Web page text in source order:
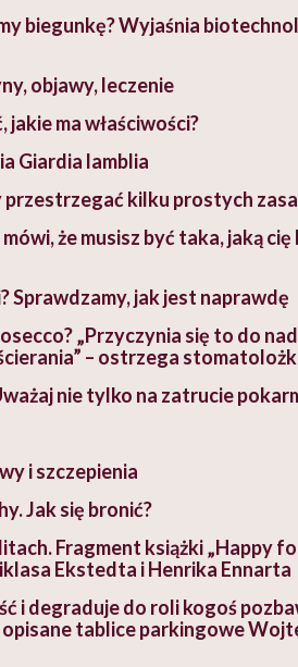
biegunkę? Wyjaśnia
objawy, leczenie
ma właściwości?
Giardia lamblia
przestrzegać kilku prostych
że musisz być taka, jaką cię
Sprawdzamy, jak jest naprawdę
„Przyczynia się to do
– ostrzega
nie tylko na zatrucie
i szczepienia
Jak się bronić?
Fragment książki „Happy
Ekstedta i Henrika Ennarta
i degraduje do roli kogoś
tablice parkingowe